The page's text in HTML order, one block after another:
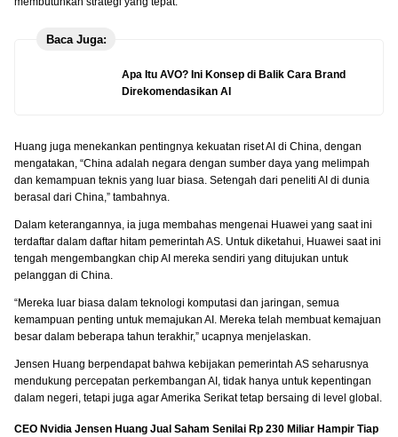
Baca Juga:
Apa Itu AVO? Ini Konsep di Balik Cara Brand
Direkomendasikan AI
Huang juga menekankan pentingnya kekuatan riset AI di China, dengan
mengatakan, “China adalah negara dengan sumber daya yang melimpah
dan kemampuan teknis yang luar biasa. Setengah dari peneliti AI di dunia
berasal dari China,” tambahnya.
Dalam keterangannya, ia juga membahas mengenai Huawei yang saat ini
terdaftar dalam daftar hitam pemerintah AS. Untuk diketahui, Huawei saat ini
tengah mengembangkan chip AI mereka sendiri yang ditujukan untuk
pelanggan di China.
“Mereka luar biasa dalam teknologi komputasi dan jaringan, semua
kemampuan penting untuk memajukan AI. Mereka telah membuat kemajuan
besar dalam beberapa tahun terakhir,” ucapnya menjelaskan.
Jensen Huang berpendapat bahwa kebijakan pemerintah AS seharusnya
mendukung percepatan perkembangan AI, tidak hanya untuk kepentingan
dalam negeri, tetapi juga agar Amerika Serikat tetap bersaing di level global.
CEO Nvidia Jensen Huang Jual Saham Senilai Rp 230 Miliar Hampir Tiap